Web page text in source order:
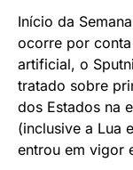
Início da
ocorre por
artificial, o
tratado sobre
dos Estados na
(inclusive a Lua
entrou em vigor